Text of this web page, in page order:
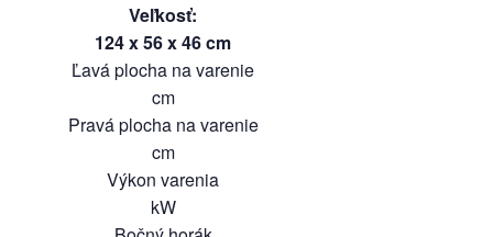
Veľkosť:
124x56x46cm
Ľavá plocha na varenie
cm
Pravá plocha na varenie
cm
Výkon varenia
kW